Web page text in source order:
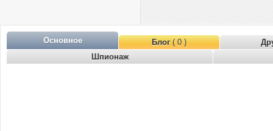
Основное Блог( 0 )
Шпионаж